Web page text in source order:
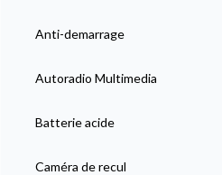
Anti-demarrage
Autoradio Multimedia
Batterie acide
Caméra de recul